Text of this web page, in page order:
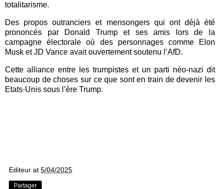
totalitarisme.
Des propos outranciers et mensongers qui ont déjà été
prononcés par Donald Trump et ses amis lors de la
campagne électorale où des personnages comme Elon
Musk et JD Vance avait ouvertement soutenu l’AfD.
Cette alliance entre les trumpistes et un parti néo-nazi dit
beaucoup de choses sur ce que sont en train de devenir les
Etats-Unis sous l’ère Trump.
Editeur at 5/04/2025
Partager